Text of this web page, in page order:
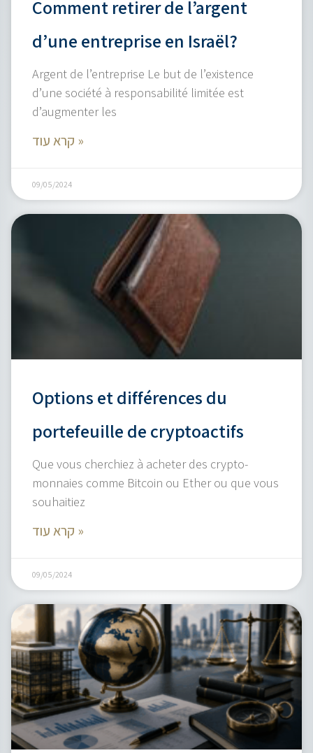
Comment retirer de l’argent
d’une entreprise en Israël?
Argent de l’entreprise Le but de l’existence
d’une société à responsabilité limitée est
d’augmenter les
קרא עוד »
09/05/2024
Options et différences du
portefeuille de cryptoactifs
Que vous cherchiez à acheter des crypto-
monnaies comme Bitcoin ou Ether ou que vous
souhaitiez
קרא עוד »
09/05/2024